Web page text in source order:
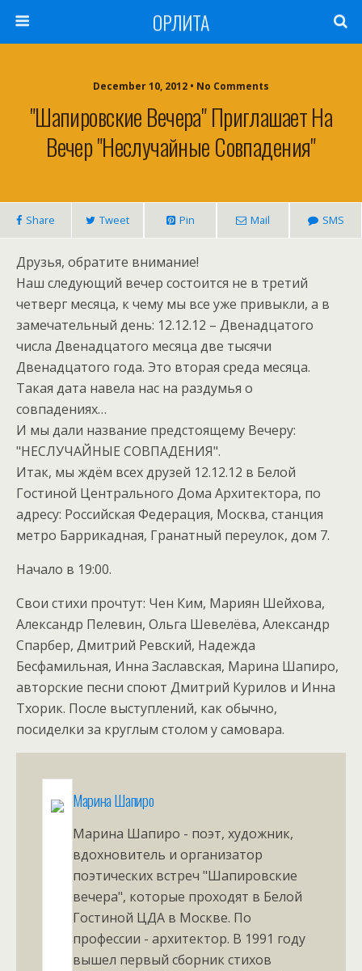
ОРЛИТА
December 10, 2012 • No Comments
"Шапировские Вечера" Приглашает На
Вечер "Неслучайные Совпадения"
Share Tweet Pin Mail SMS
Друзья, обратите внимание!
Наш следующий вечер состоится не в третий
четверг месяца, к чему мы все уже привыкли, а в
замечательный день: 12.12.12 – Двенадцатого
числа Двенадцатого месяца две тысячи
Двенадцатого года. Это вторая среда месяца.
Такая дата навела нас на раздумья о
совпадениях…
И мы дали название предстоящему Вечеру:
"НЕСЛУЧАЙНЫЕ СОВПАДЕНИЯ".
Итак, мы ждём всех друзей 12.12.12 в Белой
Гостиной Центрального Дома Архитектора, по
адресу: Российская Федерация, Москва, станция
метро Баррикадная, Гранатный переулок, дом 7.
Начало в 19:00.
Свои стихи прочтут: Чен Ким, Мариян Шейхова,
Александр Пелевин, Ольга Шевелёва, Александр
Спарбер, Дмитрий Ревский, Надежда
Бесфамильная, Инна Заславская, Марина Шапиро,
авторские песни споют Дмитрий Курилов и Инна
Тхорик. После выступлений, как обычно,
посиделки за круглым столом у самовара.
Марина Шапиро
Марина Шапиро - поэт, художник,
вдохновитель и организатор
поэтических встреч "Шапировские
вечера", которые проходят в Белой
Гостиной ЦДА в Москве. По
профессии - архитектор. В 1991 году
вышел первый сборник стихов